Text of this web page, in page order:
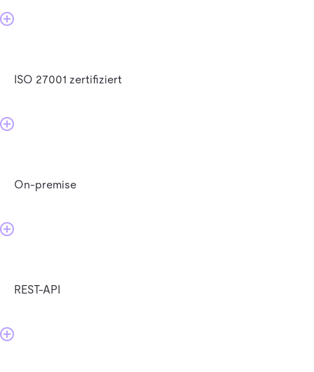
ISO 27001 zertifiziert
On-premise
REST-API